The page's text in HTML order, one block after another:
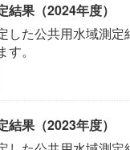
結果（2024年度）
した公共用水域測
。
結果（2023年度）